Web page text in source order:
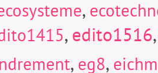
,
,edito1516
, eg8,